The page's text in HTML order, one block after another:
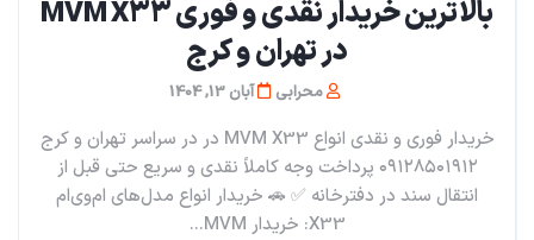
بالاترین خریدار نقدی و فوری MVM X33
در تهران و کرج
محرابی آبان 13, 1404
خریدار فوری و نقدی انواع MVM X33 در در سراسر تهران و کرج
۰۹۱۲۸۵۰۱۹۱۲ پرداخت وجه کاملاً نقدی و سریع حتی قبل از
انتقال سند در دفترخانه ✅ 🚗 خریدار انواع مدل‌های ام‌وی‌ام
X33: خریدار MVM...